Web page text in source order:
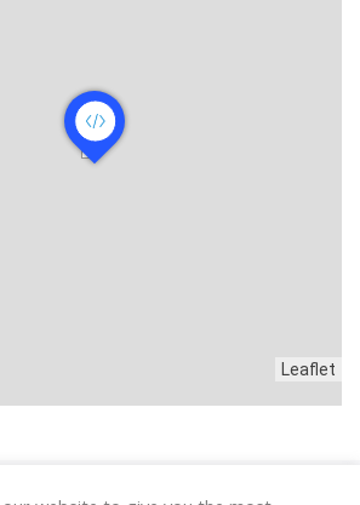
Leaflet